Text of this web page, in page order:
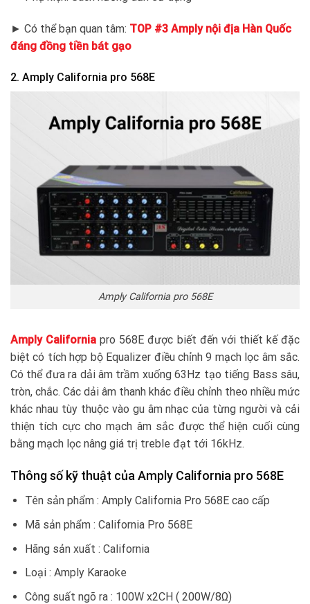
► Có thể bạn quan tâm: TOP #3 Amply nội địa Hàn Quốc
đáng đồng tiền bát gạo
2. Amply California pro 568E
Amply California pro 568E
Amply California pro 568E được biết đến với thiết kế đặc
biệt có tích hợp bộ Equalizer điều chỉnh 9 mạch lọc âm sắc.
Có thể đưa ra dải âm trầm xuống 63Hz tạo tiếng Bass sâu,
tròn, chắc. Các dải âm thanh khác điều chỉnh theo nhiều mức
khác nhau tùy thuộc vào gu âm nhạc của từng người và cải
thiện tích cực cho mạch âm sắc được thể hiện cuối cùng
bằng mạch lọc nâng giá trị treble đạt tới 16kHz.
Thông số kỹ thuật của Amply California pro 568E
Tên sản phẩm : Amply California Pro 568E cao cấp
Mã sản phẩm : California Pro 568E
Hãng sản xuất : California
Loại : Amply Karaoke
Công suất ngõ ra : 100W x2CH ( 200W/8Ω)